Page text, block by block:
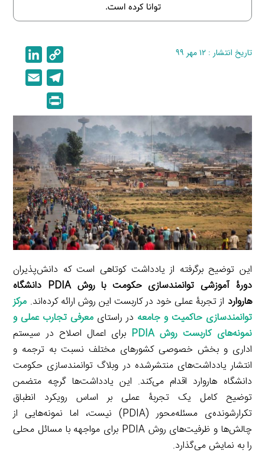
توانا کرده است.
تاریخ انتشار : ۱۲ مهر ۹۹
o
p
y
L
i
n
k
i
n
e
d
I
n
e
l
g
r
a
m
l
r
i
n
t
این توضیح برگرفته از یادداشت کوتاهی است که دانش‌پذیران
دورۀ آموزشی توانمندسازی حکومت با روش PDIA دانشگاه
هاروارد از تجربۀ عملی خود در کاربست این روش ارائه کرده‌اند. مرکز
توانمندسازی حاکمیت و جامعه در راستای معرفی تجارب عملی و
نمونه‌های کاربست روش PDIA
برای اعمال اصلاح در سیستم
اداری و بخش خصوصی کشورهای مختلف نسبت به ترجمه و
انتشار یادداشت‌های منتشرشده در وبلاگ توانمندسازی حکومت
دانشگاه هاروارد اقدام می‌کند. این یادداشت‌ها گرچه متضمن
توضیح کامل یک تجربۀ عملی بر اساس رویکرد انطباق
تکرار‌شونده‌ی مسئله‌محور (PDIA) نیست، اما نمونه‌هایی از
چالش‌ها و ظرفیت‌های روش PDIA برای مواجهه با مسائل محلی
را به نمایش می‌گذارد.